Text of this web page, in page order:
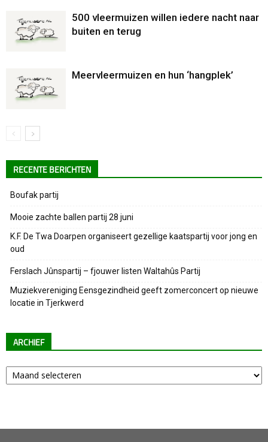
500 vleermuizen willen iedere nacht naar
buiten en terug
Meervleermuizen en hun ‘hangplek’
RECENTE BERICHTEN
Boufak partij
Mooie zachte ballen partij 28 juni
K.F. De Twa Doarpen organiseert gezellige kaatspartij voor jong en
oud
Ferslach Jûnspartij – fjouwer listen Waltahûs Partij
Muziekvereniging Eensgezindheid geeft zomerconcert op nieuwe
locatie in Tjerkwerd
ARCHIEF
Archief